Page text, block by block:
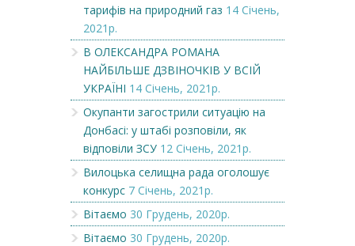
тарифів на природний газ 14 Січень,
2021р.
В ОЛЕКСАНДРА РОМАНА
НАЙБІЛЬШЕ ДЗВІНОЧКІВ У ВСІЙ
УКРАЇНІ 14 Січень, 2021р.
Окупанти загострили ситуацію на
Донбасі: у штабі розповіли, як
відповіли ЗСУ 12 Січень, 2021р.
Вилоцька селищна рада оголошує
конкурс 7 Січень, 2021р.
Вітаємо 30 Грудень, 2020р.
Вітаємо 30 Грудень, 2020р.